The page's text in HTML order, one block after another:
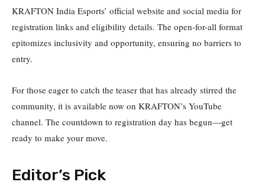
KRAFTON India Esports’ official website and social media for
registration links and eligibility details. The open-for-all format
epitomizes inclusivity and opportunity, ensuring no barriers to
entry.
For those eager to catch the teaser that has already stirred the
community, it is available now on KRAFTON’s YouTube
channel. The countdown to registration day has begun—get
ready to make your move.
Editor’s Pick